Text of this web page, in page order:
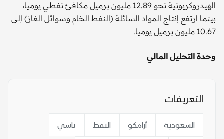
الهيدروكربونية نحو 12.89 مليون برميل مكافئ نفطي يوميا،
بينما ارتفع إنتاج المواد السائلة (النفط الخام وسوائل الغاز) إلى
10.67 مليون برميل يوميا.
وحدة التحليل المالي
التعريفات
السعودية أرامكو النفط تاسي